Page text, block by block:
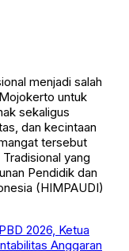
menjadi salah
untuk
sekaligus
dan kecintaan
tersebut
yang
Pendidik dan
(HIMPAUDI)